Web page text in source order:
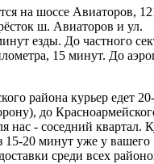
на шоссе Авиаторов,
ш. Авиаторов и ул.
езды. До частного
15 минут. До
района курьер едет
до
нас - соседний квартал.
15-20 минут уже у вашего
среди всех